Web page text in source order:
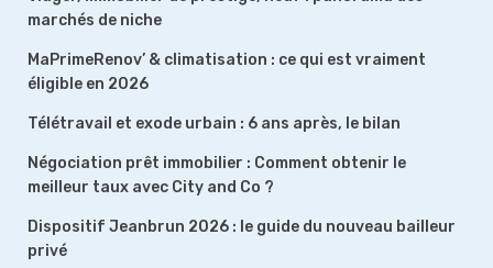
marchés de niche
MaPrimeRenov’ & climatisation : ce qui est vraiment
éligible en 2026
Télétravail et exode urbain : 6 ans après, le bilan
Négociation prêt immobilier : Comment obtenir le
meilleur taux avec City and Co ?
Dispositif Jeanbrun 2026 : le guide du nouveau bailleur
privé